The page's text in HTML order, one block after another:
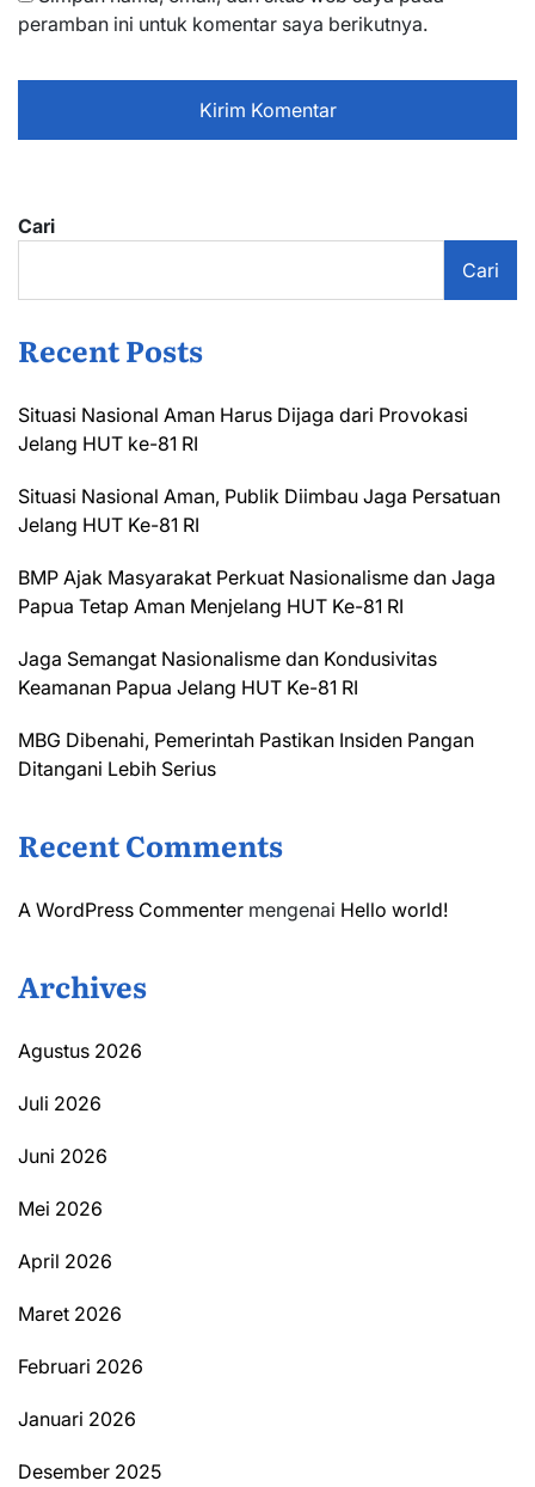
peramban ini untuk komentar saya berikutnya.
Cari
Cari
Recent Posts
Situasi Nasional Aman Harus Dijaga dari Provokasi
Jelang HUT ke-81 RI
Situasi Nasional Aman, Publik Diimbau Jaga Persatuan
Jelang HUT Ke-81 RI
BMP Ajak Masyarakat Perkuat Nasionalisme dan Jaga
Papua Tetap Aman Menjelang HUT Ke-81 RI
Jaga Semangat Nasionalisme dan Kondusivitas
Keamanan Papua Jelang HUT Ke-81 RI
MBG Dibenahi, Pemerintah Pastikan Insiden Pangan
Ditangani Lebih Serius
Recent Comments
A WordPress Commenter mengenai Hello world!
Archives
Agustus 2026
Juli 2026
Juni 2026
Mei 2026
April 2026
Maret 2026
Februari 2026
Januari 2026
Desember 2025